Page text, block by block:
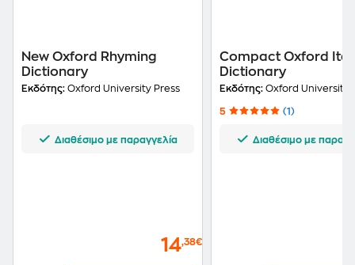
New Oxford Rhyming
Dictionary
Εκδότης: Oxford University Press
Διαθέσιμο με παραγγελία
14,38€
Compact Oxford
Dictionary
Εκδότης: Oxford University
5 (1)
Διαθέσιμο με